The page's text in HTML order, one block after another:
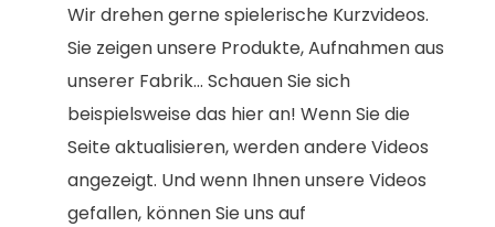
Wir drehen gerne spielerische Kurzvideos.
Sie zeigen unsere Produkte, Aufnahmen aus
unserer Fabrik... Schauen Sie sich
beispielsweise das hier an! Wenn Sie die
Seite aktualisieren, werden andere Videos
angezeigt. Und wenn Ihnen unsere Videos
gefallen, können Sie uns auf